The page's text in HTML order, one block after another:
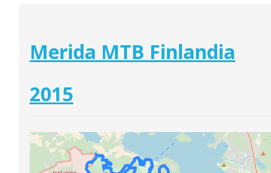
Merida MTB Finlandia
2015